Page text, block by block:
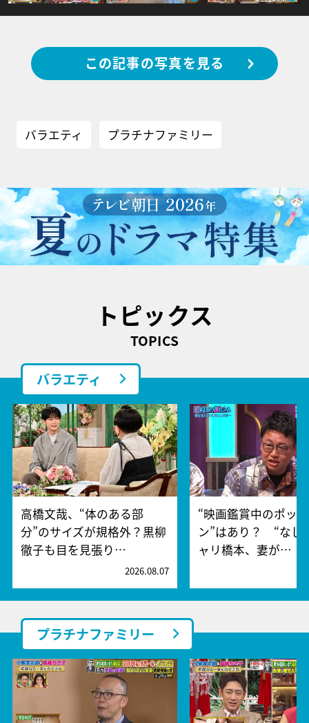
この記事の写真を見る
バラエティ プラチナファミリー
トピックス
TOPICS
バラエティ
高橋文哉、“体のある部
分”のサイズが規格外？黒柳
徹子も目を見張り…
2026.08.07
“映画鑑賞中のポッ
ン”はあり？ “なし
ャリ橋本、妻が…
プラチナファミリー